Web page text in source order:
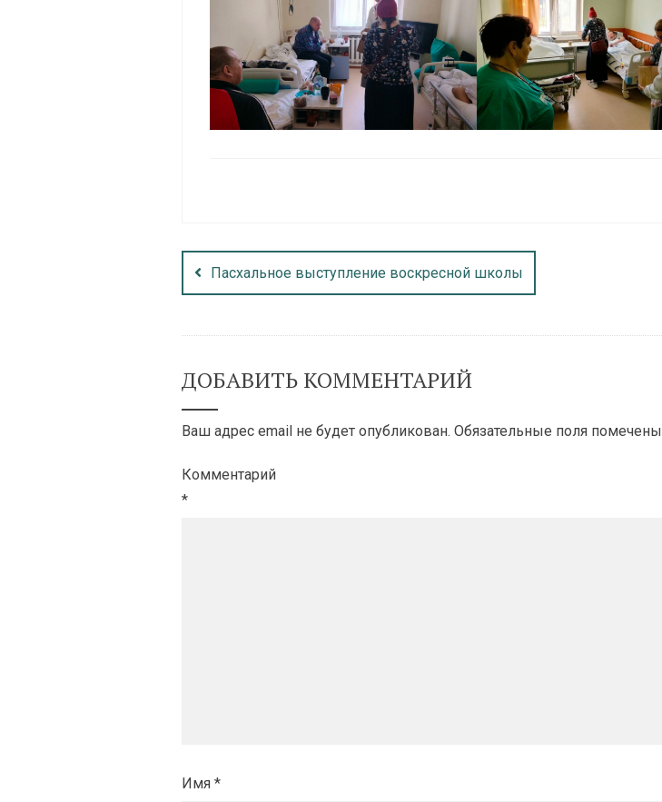
Пасхальное выступление воскресной школы
ДОБАВИТЬ КОММЕНТАРИЙ
Ваш адрес email не будет опубликован. Обязательные поля помечены
Комментарий
*
Имя *